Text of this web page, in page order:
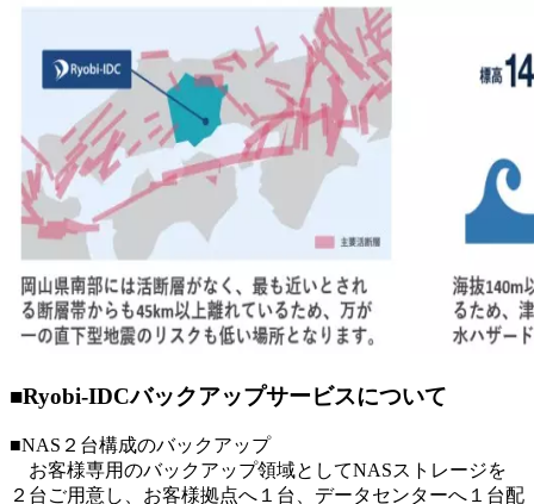
■Ryobi-IDCバックアップサービスについて
■NAS２台構成のバックアップ
お客様専用のバックアップ領域としてNASストレージを
２台ご用意し、お客様拠点へ１台、データセンターへ１台配